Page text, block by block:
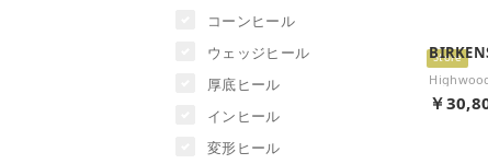
コーンヒール
ウェッジヒール
厚底ヒール
インヒール
変形ヒール
Store
￥